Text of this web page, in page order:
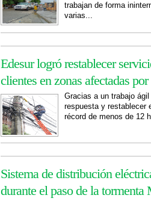
trabajan de forma
varias...
Edesur logró restablecer
clientes en zonas afectadas
Gracias a un trabajo
respuesta y restablecer
récord de menos de 12
Sistema de distribución
durante el paso de la tormenta